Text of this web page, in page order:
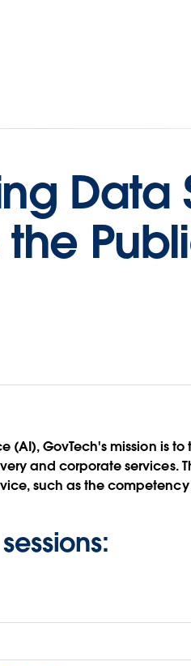
for 계획 및 가격
Data
GovTech's mission is
and corporate services.
such as the